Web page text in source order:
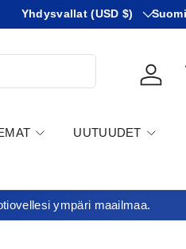
Minimitilausraja 35€
Maa
Yhdysvallat (USD $) KIeli
Suomi
UUTUUDET
ympäri maailmaa.